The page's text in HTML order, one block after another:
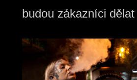
budou zákazníci